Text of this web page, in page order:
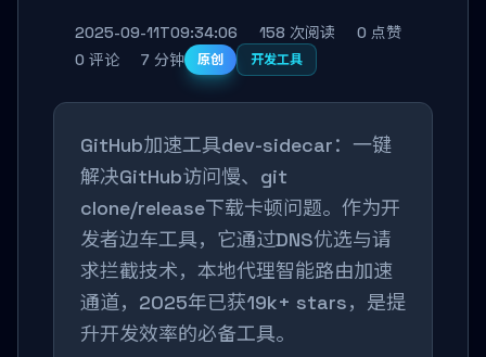
2025-09-11T09:34:06 158 次阅读
0 点赞
0 评论
7 分钟 原创 开发工具
GitHub加速工具dev-sidecar：一键
解决GitHub访问慢、git
clone/release下载卡顿问题。作为开
发者边车工具，它通过DNS优选与请
求拦截技术，本地代理智能路由加速
通道，2025年已获19k+ stars，是提
升开发效率的必备工具。